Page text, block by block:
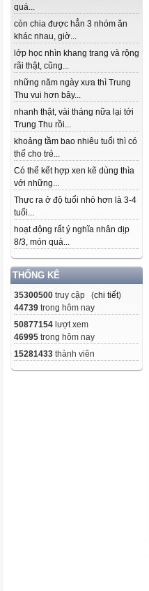
quá...
còn chia được hẳn 3 nhóm ăn
khác nhau, giờ...
lớp học nhìn khang trang và rộng
rãi thật, cũng...
những năm ngày xưa thì Trung
Thu vui hơn bây...
nhanh thật, vài tháng nữa lại tới
Trung Thu rồi...
khoảng tầm bao nhiêu tuổi thì có
thể cho trẻ...
Có thể kết hợp xen kẽ dùng thìa
với những...
Thực ra ở độ tuổi nhỏ hơn là 3-4
tuổi...
hoạt động rất ý nghĩa nhân dịp
8/3, món quà...
THỐNG KÊ
35300500 truy cập (chi tiết)
44739 trong hôm nay
50877154 lượt xem
46995 trong hôm nay
15281433 thành viên